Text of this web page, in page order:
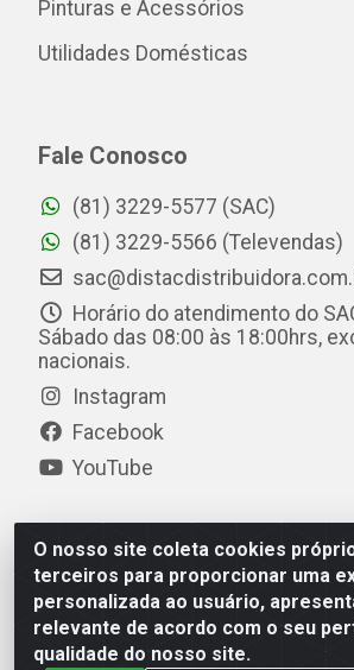
O nosso site coleta cookies
terceiros para proporcionar uma
personalizada ao usuário,
relevante de acordo com o seu
qualidade do nosso site.
Pinturas e Acessórios
Utilidades Domésticas
Fale Conosco
(81) 3229-5577 (SAC)
(81) 3229-5566 (Televendas)
Horário do atendimento do
Sábado das 08:00 às 18:00hrs,
nacionais.
Instagram
Facebook
YouTube
Distac Distribuidora - Av. Durval de
- Jardim Petrópolis - Maceió/AL - CEP
08.072.649/0001-20